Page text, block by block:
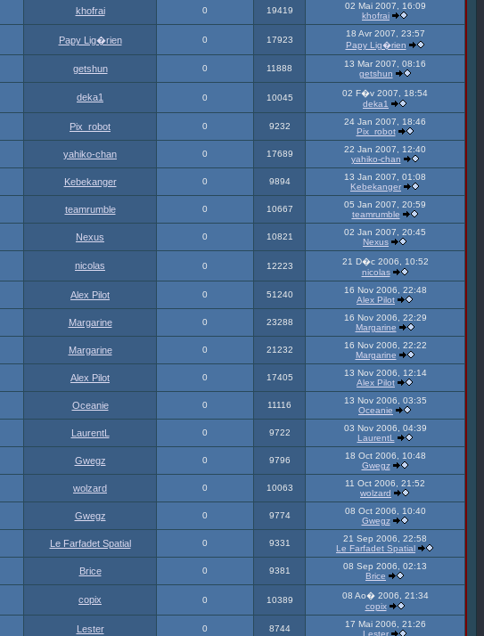
khofrai 0 19419
02 Mai 2007, 16:09
khofrai
Papy Lig�rien 0 17923
18 Avr 2007, 23:57
Papy Lig�rien
getshun 0 11888
13 Mar 2007, 08:16
getshun
deka1 0 10045
02 F�v 2007, 18:54
deka1
Pix_robot 0 9232
24 Jan 2007, 18:46
Pix_robot
yahiko-chan 0 17689
22 Jan 2007, 12:40
yahiko-chan
Kebekanger 0 9894
13 Jan 2007, 01:08
Kebekanger
teamrumble 0 10667
05 Jan 2007, 20:59
teamrumble
Nexus 0 10821
02 Jan 2007, 20:45
Nexus
nicolas 0 12223
21 D�c 2006, 10:52
nicolas
Alex Pilot 0 51240
16 Nov 2006, 22:48
Alex Pilot
Margarine 0 23288
16 Nov 2006, 22:29
Margarine
Margarine 0 21232
16 Nov 2006, 22:22
Margarine
Alex Pilot 0 17405
13 Nov 2006, 12:14
Alex Pilot
Oceanie 0 11116
13 Nov 2006, 03:35
Oceanie
LaurentL 0 9722
03 Nov 2006, 04:39
LaurentL
Gwegz 0 9796
18 Oct 2006, 10:48
Gwegz
wolzard 0 10063
11 Oct 2006, 21:52
wolzard
Gwegz 0 9774
08 Oct 2006, 10:40
Gwegz
Le Farfadet Spatial 0 9331
21 Sep 2006, 22:58
Le Farfadet Spatial
Brice 0 9381
08 Sep 2006, 02:13
Brice
copix 0 10389
08 Ao� 2006, 21:34
copix
Lester 0 8744
17 Mai 2006, 21:26
Lester